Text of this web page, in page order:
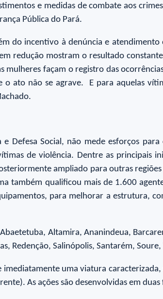
e medidas de combate aos
Pública do Pará.
do incentivo à denúncia e
redução mostram o resultado
mulheres façam o registro das
ato não se agrave. E para aquelas
e Defesa Social, não mede esforços
de violência. Dentre as principais
ampliado para outras
também qualificou mais de 1.600
para melhorar a estrutura,
Altamira, Ananindeua,
Redenção, Salinópolis, Santarém,
uma viatura
As ações são desenvolvidas em